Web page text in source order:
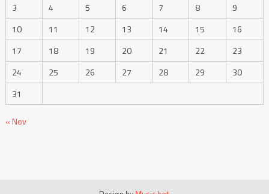
3
4 5 6 7 8
9
10
11 12 13 14 15
16
17
18 19 20 21 22
23
24
25 26 27 28 29
30
31
« Nov